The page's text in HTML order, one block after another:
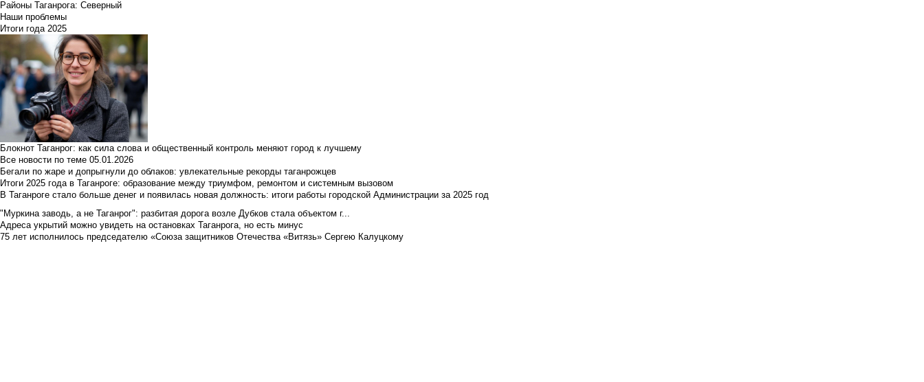
Районы Таганрога: Северный
Наши проблемы
Итоги года 2025
Блокнот Таганрог: как сила слова и общественный контроль меняют город к лучшему
Все новости по теме 05.01.2026
Бегали по жаре и допрыгнули до облаков: увлекательные рекорды таганрожцев
Итоги 2025 года в Таганроге: образование между триумфом, ремонтом и системным вызовом
В Таганроге стало больше денег и появилась новая должность: итоги работы городской Администрации за 2025 год
"Муркина заводь, а не Таганрог": разбитая дорога возле Дубков стала объектом г...
Адреса укрытий можно увидеть на остановках Таганрога, но есть минус
75 лет исполнилось председателю «Союза защитников Отечества «Витязь» Сергею Калуцкому